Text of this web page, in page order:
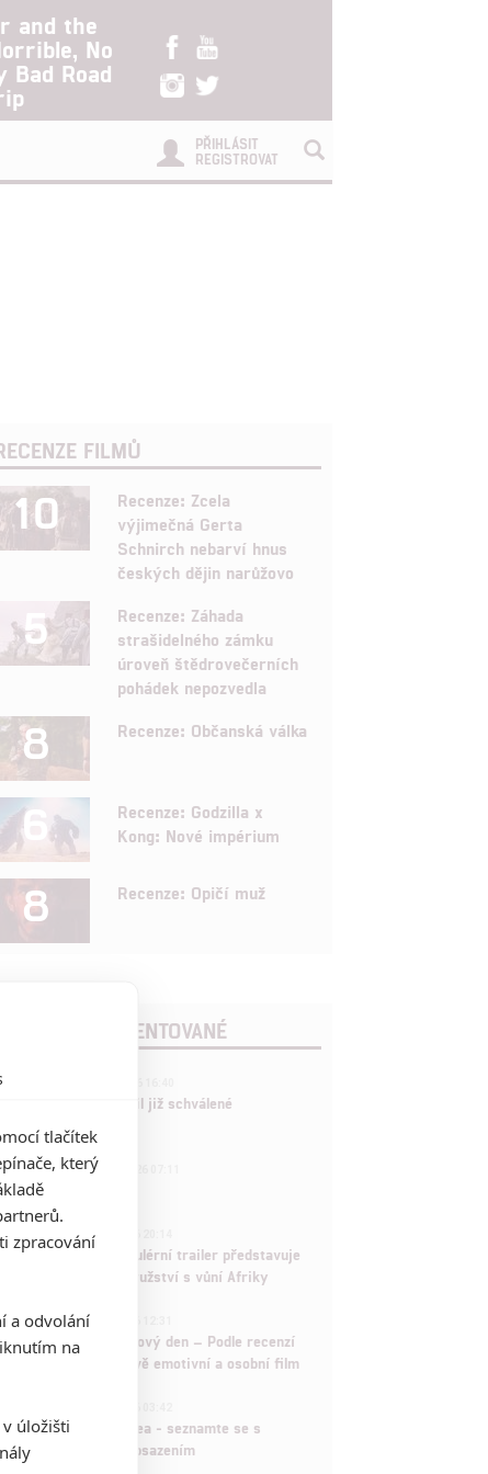
and the
No
Bad Road
PŘIHLÁSIT
REGISTROVAT
FILMŮ
10
Recenze: Zcela
výjimečná Gerta
Schnirch nebarví hnus
českých dějin narůžovo
5
Recenze: Záhada
strašidelného zámku
úroveň štědrovečerních
pohádek nepozvedla
8 Recenze: Občanská válka
6
Recenze: Godzilla x
Kong: Nové impérium
8 Recenze: Opičí muž
POSLEDNÍ KOMENTOVANÉ
Marvel nečekaně zrušil již schválené
433 FILM | 01.08.2026 07:11
彈專家
ČLÁNEK | 30.07.2026 20:14
krve a kostí: Regulérní trailer představuje
akční fantasy dobrodružství s vůní Afriky
1ČLÁNEK | 30.07.2026 12:31
Man: Zbrusu nový den – Podle recenzí
máme čekat překvapivě emotivní a osobní film
preview: Odyssea - seznamte se s
nabitým obsazením
tlačítek
který
zpracování
a odvolání
na
úložišti